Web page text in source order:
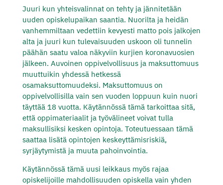
Juuri kun yhteisvalinnat on tehty ja jännitetään
uuden opiskelupaikan saantia. Nuorilta ja heidän
vanhemmiltaan vedettiin kevyesti matto pois jalkojen
alta ja juuri kun tulevaisuuden uskoon oli tunnelin
päähän saatu valoa näkyviin kurjien koronavuosien
jälkeen. Auvoinen oppivelvollisuus ja maksuttomuus
muuttuikin yhdessä hetkessä
osamaksuttomuudeksi. Maksuttomuus on
oppivelvollisilla vain sen vuoden loppuun kuin nuori
täyttää 18 vuotta. Käytännössä tämä tarkoittaa sitä,
että oppimateriaalit ja työvälineet voivat tulla
maksullisiksi kesken opintoja. Toteutuessaan tämä
saattaa lisätä opintojen keskeyttämisriskiä,
syrjäytymistä ja muuta pahoinvointia.
Käytännössä tämä uusi leikkaus myös rajaa
opiskelijoille mahdollisuuden opiskella vain yhden